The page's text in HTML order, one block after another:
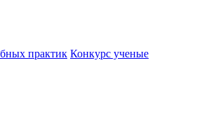
практик Конкурс ученые